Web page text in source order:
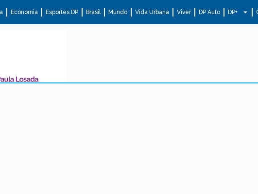
Economia Esportes DP Brasil Mundo Vida Urbana Viver DP Auto DP+